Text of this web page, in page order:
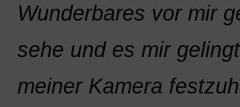
Wunderbares vor mir
sehe und es mir
meiner Kamera